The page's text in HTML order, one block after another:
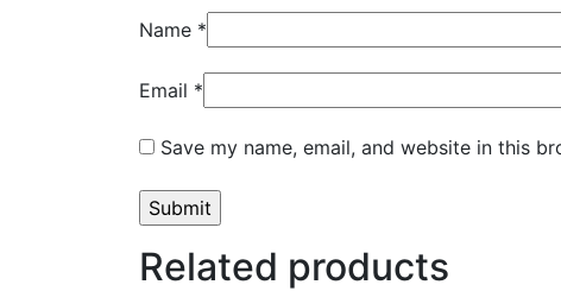
Name *
Email *
Save my name, email, and website in this
Related products